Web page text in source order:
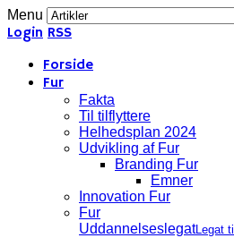
Menu
Login RSS
Forside
Fur
Fakta
Til tilflyttere
Helhedsplan 2024
Udvikling af Fur
Branding Fur
Emner
Innovation Fur
Fur
UddannelseslegatLegat til